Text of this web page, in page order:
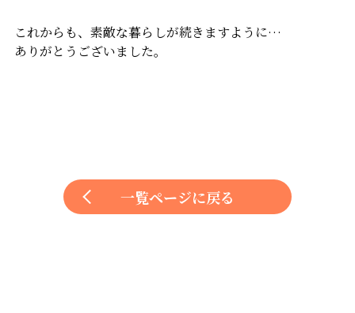
これからも、素敵な暮らしが続きますように…
ありがとうございました。
一覧ページに戻る